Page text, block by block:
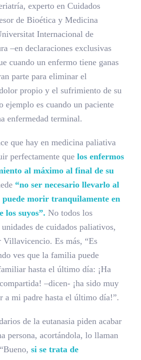
experto en Cuidados
de Bioética y Medicina
Internacional de
–en declaraciones exclusivas
cuando un enfermo tiene ganas
parte para eliminar el
propio y el sufrimiento de su
es cuando un paciente
enfermedad terminal.
que hay en medicina paliativa
perfectamente que los enfermos
al máximo al final de su
“no ser necesario llevarlo al
puede morir tranquilamente en
los suyos”. No todos los
de cuidados paliativos,
Villavicencio. Es más, “Es
ves que la familia puede
hasta el último día: ¡Ha
–dicen- ¡ha sido muy
a mi padre hasta el último día!”.
de la eutanasia piden acabar
persona, acortándola, lo llaman
si se trata de